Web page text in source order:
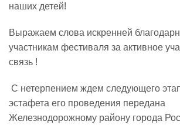
наших детей!
Выражаем слова искренней
участникам фестиваля за активное
связь !
С нетерпением ждем следующего
эстафета его проведения передана
Железнодорожному району города